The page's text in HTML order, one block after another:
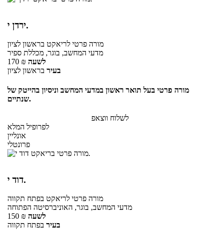
ירדן י.
מורה פרטי לריאקט בראשון לציון
מדעי המחשב, בוגר, מכללת ספיר
170 ₪ לשעה
בעיר בראשון לציון
מורה פרטי בעל תואר ראשון במדעי המחשב וניסיון בהייטק של
שנתיים.
לשלוח ווצאפ
לפרופיל המלא
אונליין
פרונטלי
דוד י.
מורה פרטי לריאקט בפתח תקווה
מדעי המחשב, בוגר, האוניברסיטה הפתוחה
150 ₪ לשעה
בעיר בפתח תקווה